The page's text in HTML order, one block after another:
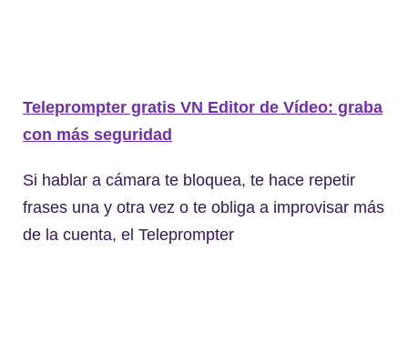
Teleprompter gratis VN Editor de Vídeo: graba
con más seguridad
Si hablar a cámara te bloquea, te hace repetir
frases una y otra vez o te obliga a improvisar más
de la cuenta, el Teleprompter